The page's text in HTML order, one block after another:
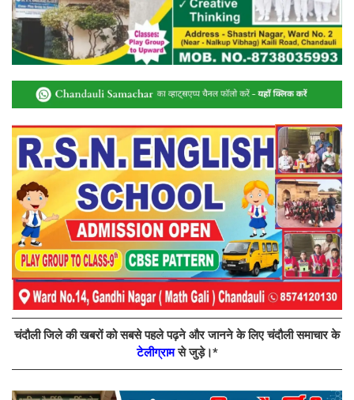
चंदौली जिले की खबरों को सबसे पहले पढ़ने और जानने के लिए चंदौली समाचार के
टेलीग्रामसे जुड़े।*